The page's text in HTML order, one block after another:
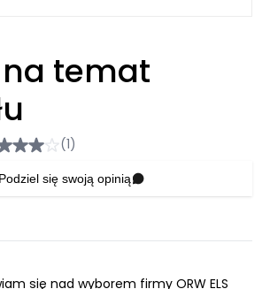
temat
(1)
Podziel się swoją opinią
się nad wyborem firmy ORW ELS